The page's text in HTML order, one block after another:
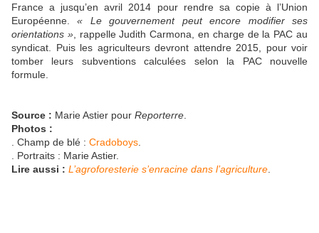
France a jusqu’en avril 2014 pour rendre sa copie à l’Union
Européenne.« Le gouvernement peut encore modifier ses
orientations », rappelle Judith Carmona, en charge de la PAC au
syndicat. Puis les agriculteurs devront attendre 2015, pour voir
tomber leurs subventions calculées selon la PAC nouvelle
formule.
Source : Marie Astier pour Reporterre
Photos :
. Champ de blé : Cradoboys
. Portraits : Marie Astier.
Lire aussi : L’agroforesterie s’enracine dans l’agriculture